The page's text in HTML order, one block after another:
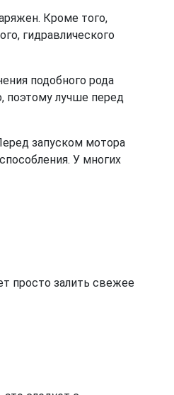
Кроме того,
гидравлического
подобного рода
поэтому лучше перед
запуском мотора
У многих
просто залить свежее